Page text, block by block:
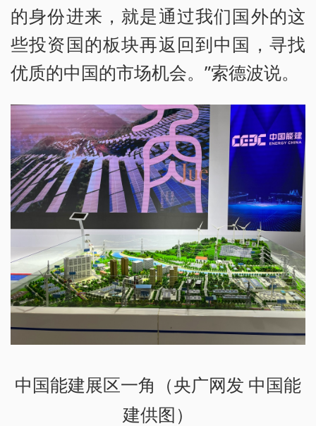
的身份进来，就是通过我们国外的这
些投资国的板块再返回到中国，寻找
优质的中国的市场机会。”索德波说。
中国能建展区一角（央广网发 中国能
建供图）